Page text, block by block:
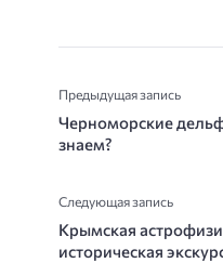
Предыдущая запись
Черноморские
знаем?
Следующая запись
Крымская
историческая